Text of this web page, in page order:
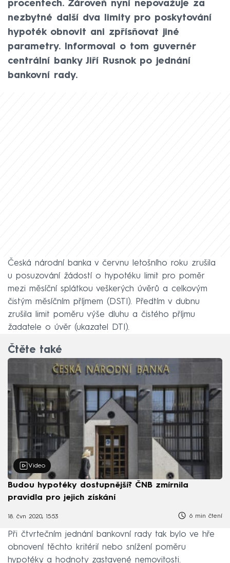
procentech. Zároveň nyní nepovažuje za
nezbytné další dva limity pro poskytování
hypoték obnovit ani zpřísňovat jiné
parametry. Informoval o tom guvernér
centrální banky Jiří Rusnok po jednání
bankovní rady.
Česká národní banka v červnu letošního roku zrušila
u posuzování žádostí o hypotéku limit pro poměr
mezi měsíční splátkou veškerých úvěrů a celkovým
čistým měsíčním příjmem (DSTI). Předtím v dubnu
zrušila limit poměru výše dluhu a čistého příjmu
žadatele o úvěr (ukazatel DTI).
Čtěte také
Video
Budou hypotéky dostupnější? ČNB zmírnila
pravidla pro jejich získání
18. čvn 2020, 15:53 6 min čtení
Při čtvrtečním jednání bankovní rady tak bylo ve hře
obnovení těchto kritérií nebo snížení poměru
hypotéky a hodnoty zastavené nemovitosti.